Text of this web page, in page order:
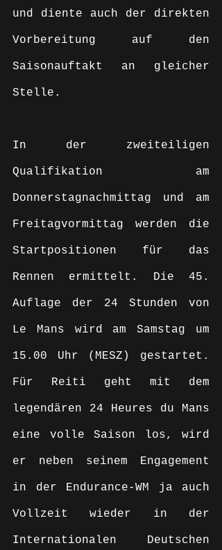
und diente auch der direkten
Vorbereitung auf den
Saisonauftakt an gleicher
Stelle.
In der zweiteiligen
Qualifikation am
Donnerstagnachmittag und am
Freitagvormittag werden die
Startpositionen für das
Rennen ermittelt. Die 45.
Auflage der 24 Stunden von
Le Mans wird am Samstag um
15.00 Uhr (MESZ) gestartet.
Für Reiti geht mit dem
legendären 24 Heures du Mans
eine volle Saison los, wird
er neben seinem Engagement
in der Endurance-WM ja auch
Vollzeit wieder in der
Internationalen Deutschen